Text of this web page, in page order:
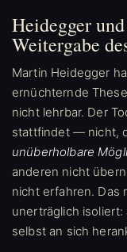
Heidegger
Weitergabe
Martin Heidegger
ernüchternde
nicht lehrbar. Der
stattfindet — nicht,
unüberholbare
anderen nicht
nicht erfahren. Das
unerträglich
selbst an sich